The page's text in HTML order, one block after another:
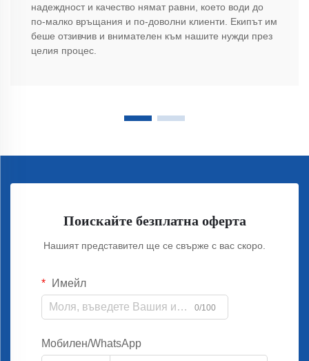
надеждност и качество нямат равни, което води до
по-малко връщания и по-доволни клиенти. Екипът им
беше отзивчив и внимателен към нашите нужди през
целия процес.
Поискайте безплатна оферта
Нашият представител ще се свърже с вас скоро.
Имейл
0/100
Мобилен/WhatsApp